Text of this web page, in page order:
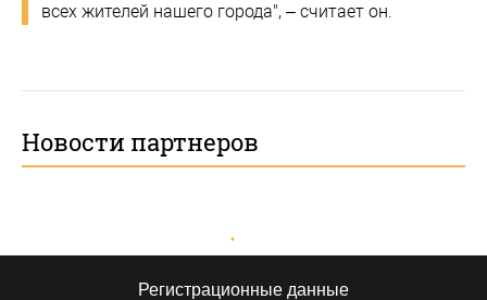
всех жителей нашего города", – считает он.
Новости партнеров
Регистрационные данные